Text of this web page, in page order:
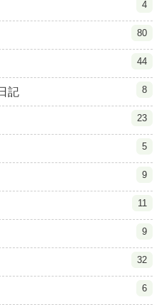
4
80
44
記 8
23
5
9
11
9
32
6